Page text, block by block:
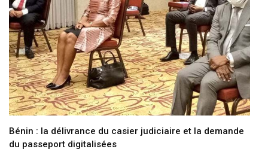
Bénin : la délivrance du casier judiciaire et la demande
du passeport digitalisées